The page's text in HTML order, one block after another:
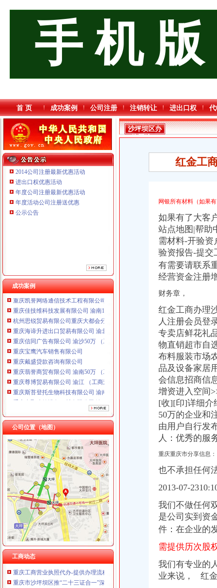
手 机 版
首 页 成功案例 公司注册 注销转让 进出口权
2014公司注册最新优惠活动
进出口权优惠活动
年度公司注册最新优惠活动
年度活动公司注册送优惠
公示公告
成功案例
重庆海谛升进出口贸易有限公司 渝北100万 （进出口权）
重庆斯苔登托生物科技有限公司 渝南10万 （工商注册）
重庆鑫聚建筑设备租赁有限公司 渝巴3万 （工商注册）
重庆凯誉网络通信技术工程有限公司渝中分公司 （工商注册）
重庆佳技维科技发展有限公司 渝南100万 （进出口权）
杭州思锐贸易有限公司重庆大都会分公司 渝中 工商注册
重庆海谛升进出口贸易有限公司 渝北100万 （进出口权）
重庆信同广告有限公司 渝沙50万 （工商注册）
重庆宝鹰汽车销售有限公司
重庆戴盛贷款咨询有限公司
重庆翡誉商贸有限公司 渝南50万 （工商注册）
重庆尊博贸易有限公司 渝江 （工商注册）
重庆斯苔登托生物科技有限公司 渝南10万 （工商注册）
重庆鑫聚建筑设备租赁有限公司 渝巴3万 （工商注册）
重庆凯誉网络通信技术工程有限公司渝中分公司 （工商注册）
重庆佳技维科技发展有限公司 渝南100万 （进出口权）
杭州思锐贸易有限公司重庆大都会分公司 渝中 工商注册
公司位置（地图）
工商动态
沙坪坝区办执照流程
2017年重庆保障房申请条件、流程（新）
今年方陆续推出15项便民利民措施--重庆频道--人民网
[重庆]重庆市招标投标综合网_沙坪坝区井双片区AZ1主干道南段道路工
上海市个人无|个人无供应商|【沙坪坝区个人【沙坪坝区
沙坪坝分公司2016年房屋零星装修维修项目采购_竞争谈判采购公告
沙坪坝注册公司代理注册企业流程费用查询2018年|工商企业注册查询网
重庆办理营业执照流程营业执照代办-益记财务公司_【会计服务】
重庆工商营业执照代办-提供办理流程价格-重庆益记财务咨询有限公司
重庆市沙坪坝区推“二十三证合一”深化审批制度改革_动态
重庆注册公司流程沙坪坝工商代办资料重庆公司注册今题网
沙坪坝区办
执照流程
红金工
网银所有材料（如果
如果有了大客
站点地图|帮助
需材料-开验资
验资报告-提
有需要请联系
经营资金注册
财务章，
红金工商办理
人注册会员登
专卖店鲜花礼
物直销超市自
布料服装市场
品及设备家居
会信息招商信
增资进入空间
[收][印]详细介
50万的企业和
由用户自行发
人：优秀的服
重庆重庆市分享信息：
也不承担任何
2013-07-
我们不做任何
是公司实到资
件：在企业的
需提供历次股
我们有专业的
业来说， 红